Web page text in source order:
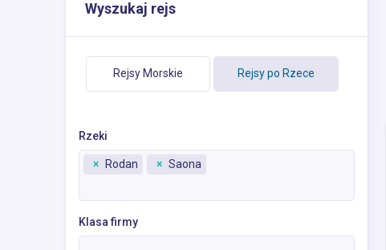
Wyszukaj rejs
Rejsy Morskie Rejsy po Rzece
Rzeki
× Rodan × Saona
Klasa firmy